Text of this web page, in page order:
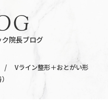
院長ブログ
/ Vライン整形＋おとがい形